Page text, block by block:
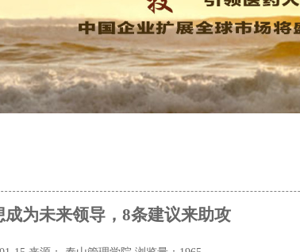
成为未来领导，8条建议来助攻